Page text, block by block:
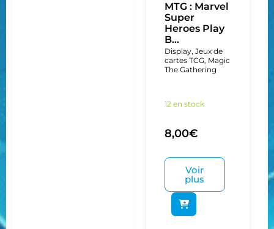
MTG : Marvel
Super
Heroes Play
B...
Display, Jeux de
cartes TCG, Magic
The Gathering
12 en stock
8,00€
Voir
plus